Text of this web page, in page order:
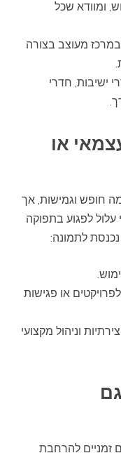
ומוודא שכל
מעוצב בצורה
ישיבות, חדרי
או
חופש וגמישות, אך
לפגוע בתפוקה
נכנסת לתמונה:
או פגישות
וניהול מקצועי
זמניים להרחבת